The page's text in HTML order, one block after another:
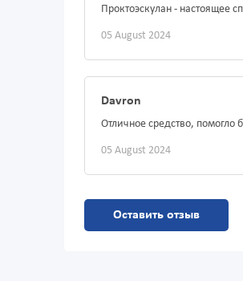
Проктоэскулан - настоящее
05 August 2024
Davron
Отличное средство, помогло
05 August 2024
Оставить отзыв